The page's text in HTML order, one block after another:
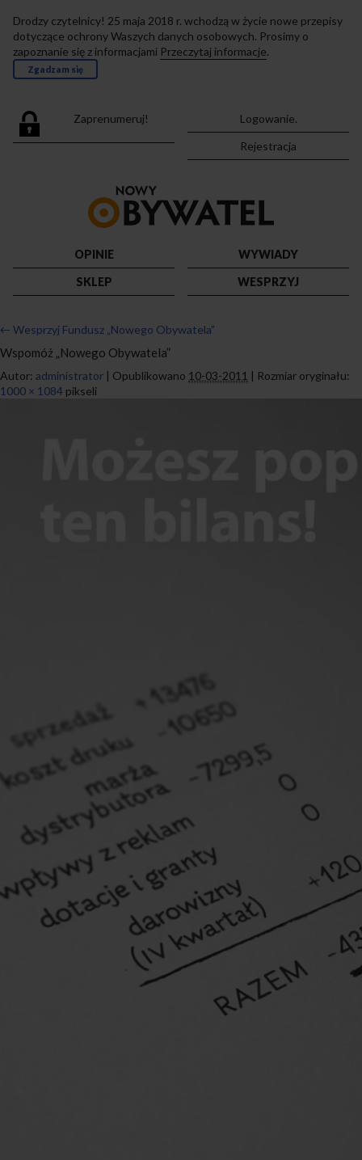
Drodzy czytelnicy! 25 maja 2018 r. wchodzą w życie nowe przepisy
dotyczące ochrony Waszych danych osobowych. Prosimy o
zapoznanie się z informacjami Przeczytaj informacje.
Zgadzam się
Zaprenumeruj!
Logowanie.
Rejestracja
strony
OPINIE
WYWIADY
SKLEP
WESPRZYJ
← Wesprzyj Fundusz „Nowego Obywatela”
Wspomóż „Nowego Obywatela”
Autor: administrator | Opublikowano 10-03-2011 | Rozmiar oryginału:
1000 × 1084 pikseli